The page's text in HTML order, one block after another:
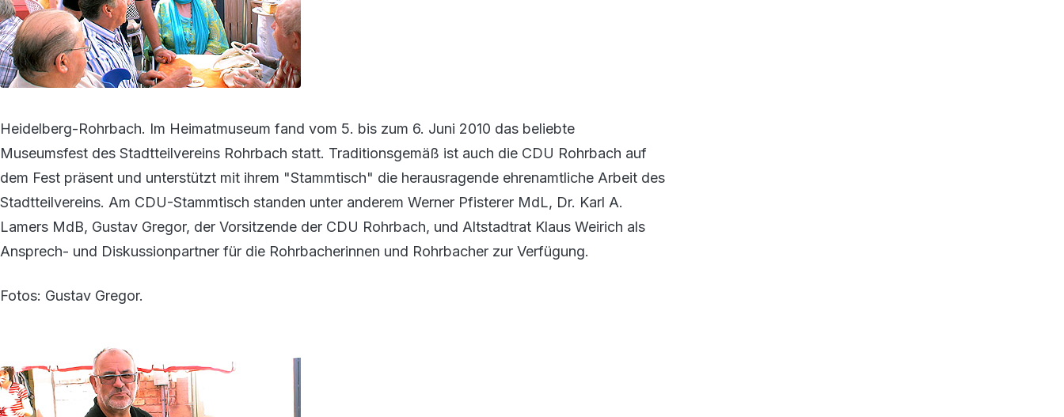
Heidelberg-Rohrbach. Im Heimatmuseum fand vom 5. bis zum 6. Juni 2010 das beliebte
Museumsfest des Stadtteilvereins Rohrbach statt. Traditionsgemäß ist auch die CDU Rohrbach auf
dem Fest präsent und unterstützt mit ihrem "Stammtisch" die herausragende ehrenamtliche Arbeit des
Stadtteilvereins. Am CDU-Stammtisch standen unter anderem Werner Pfisterer MdL, Dr. Karl A.
Lamers MdB, Gustav Gregor, der Vorsitzende der CDU Rohrbach, und Altstadtrat Klaus Weirich als
Ansprech- und Diskussionpartner für die Rohrbacherinnen und Rohrbacher zur Verfügung.
Fotos: Gustav Gregor.